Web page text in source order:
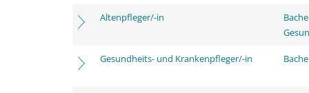
Altenpfleger/-in
Gesundheits- und Krankenpfleger/-in